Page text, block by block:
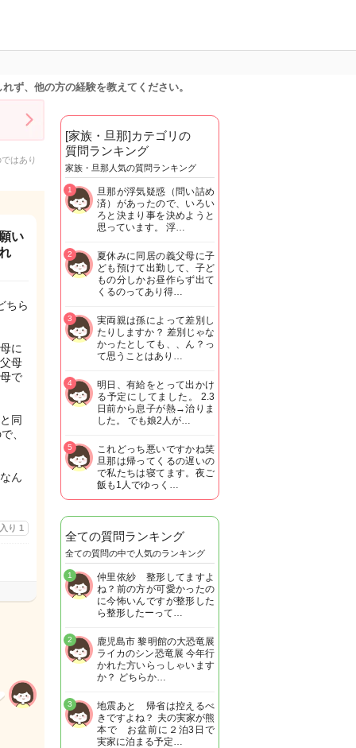
ず、他の方の経験を教えてください。
はあり
い
ちら
に
母
で
同
、
ん
り 1
[家族・旦那]カテゴリの
質問ランキング
家族・旦那人気の質問ランキング
旦那が浮気疑惑（問い詰め
済）があったので、いろい
ろと決まり事を決めようと
思っています。 浮…
1
夏休みに同居の義父母に子
ども預けて出勤して、子ど
もの分しかお昼作らず出て
くるのってあり得…
2
実両親は孫によって差別し
たりしますか？ 差別じゃな
かったとしても、、ん？っ
て思うことはあり…
3
明日、有給をとって出かけ
る予定にしてました。 2.3
日前から息子が熱→治りま
した。 でも娘2人が…
4
これどっち悪いですかね笑
旦那は帰ってくるの遅いの
で私たちは寝てます。夜ご
飯も1人でゆっく…
5
全ての質問ランキング
全ての質問の中で人気のランキング
仲里依紗 整形してますよ
ね？前の方が可愛かったの
に今怖いんですが整形した
ら整形したーって…
1
鹿児島市 黎明館の大恐竜展
ライカのシン恐竜展 今年行
かれた方いらっしゃいます
か？ どちらか…
2
地震あと 帰省は控えるべ
きですよね？ 夫の実家が熊
本で お盆前に２泊3日で
実家に泊まる予定…
3